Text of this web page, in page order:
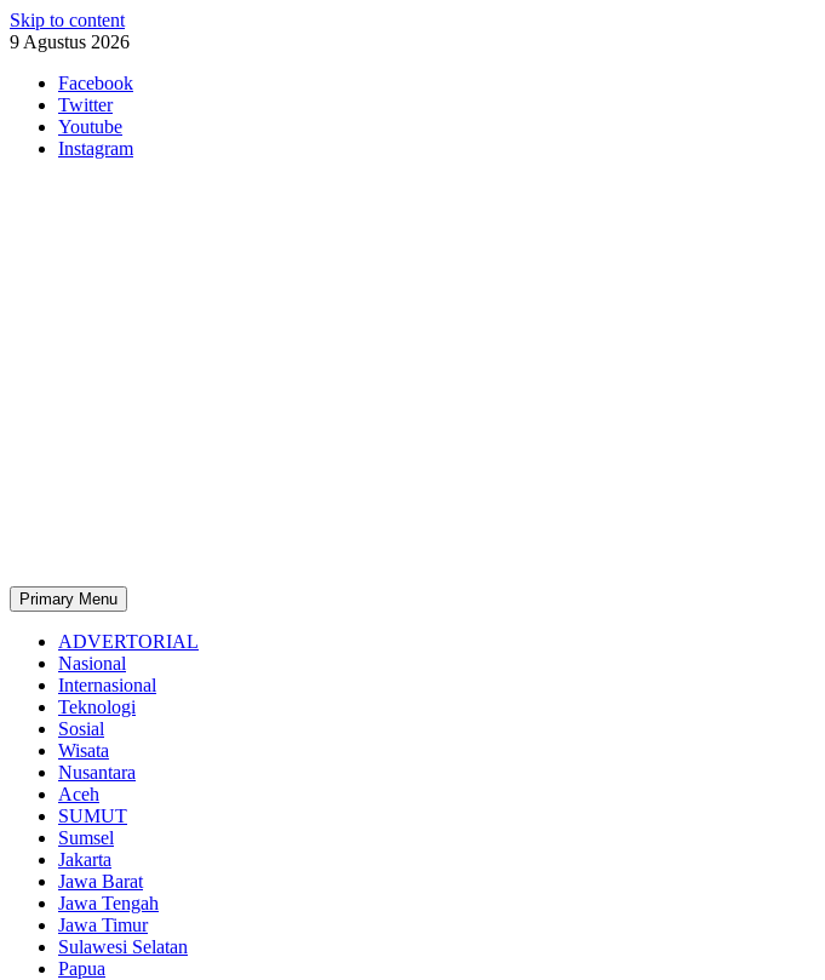
Skip to content
9 Agustus 2026
Facebook
Twitter
Youtube
Instagram
Primary Menu
ADVERTORIAL
Nasional
Internasional
Teknologi
Sosial
Wisata
Nusantara
Aceh
SUMUT
Sumsel
Jakarta
Jawa Barat
Jawa Tengah
Jawa Timur
Sulawesi Selatan
Papua